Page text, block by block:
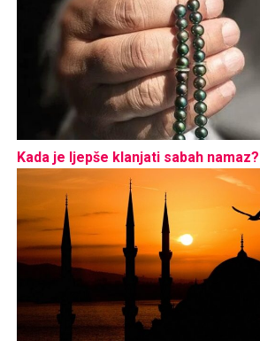
Kada je ljepše klanjati sabah namaz?